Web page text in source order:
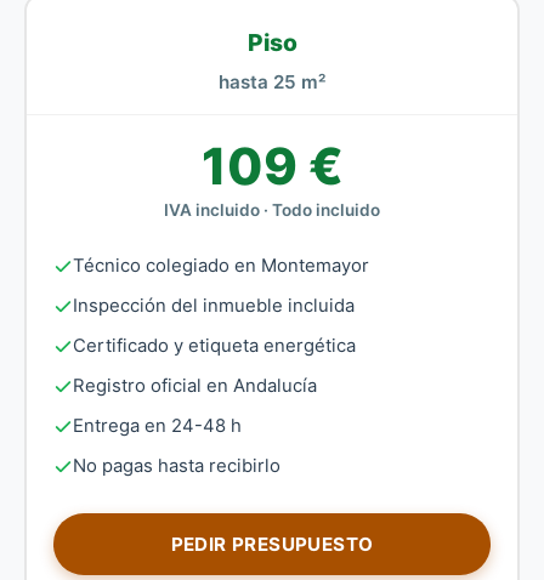
Piso
hasta 25 m²
109 €
IVA incluido · Todo incluido
Técnico colegiado en Montemayor
Inspección del inmueble incluida
Certificado y etiqueta energética
Registro oficial en Andalucía
Entrega en 24-48 h
No pagas hasta recibirlo
PEDIR PRESUPUESTO